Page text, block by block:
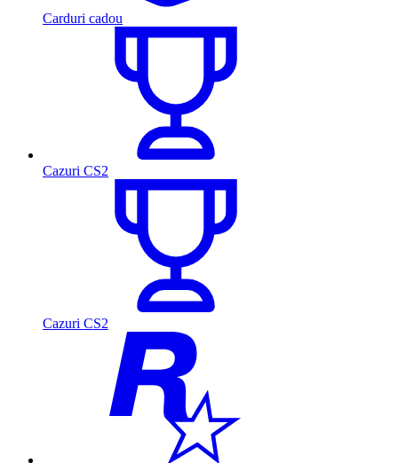
Carduri cadou
Cazuri CS2
Cazuri CS2